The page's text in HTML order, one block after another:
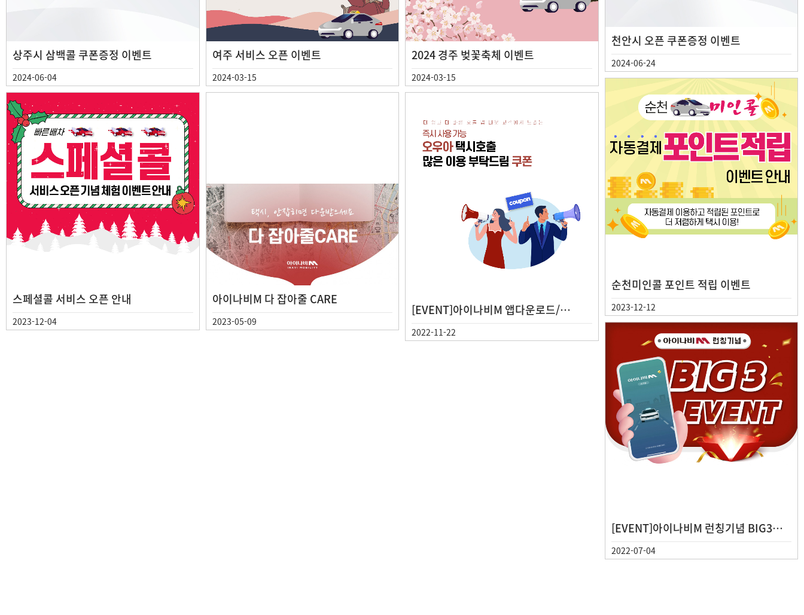
천안시 오픈 쿠폰증정 이벤트
2024-06-24
상주시 삼백콜 쿠폰증정 이벤트
2024-06-04
여주 서비스 오픈 이벤트
2024-03-15
2024 경주 벚꽃축체 이벤트
2024-03-15
순천미인콜 포인트 적립 이벤트
2023-12-12
스페셜콜 서비스 오픈 안내
2023-12-04
아이나비M 다 잡아줄 CARE
2023-05-09
[EVENT]아이나비M 앱다운로드/
친구추천 EVENT
2022-11-22
[EVENT]아이나비M 런칭기념 BIG3
EVENT
2022-07-04